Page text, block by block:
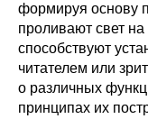
формируя основу
проливают свет
способствуют
читателем или
о различных
принципах их